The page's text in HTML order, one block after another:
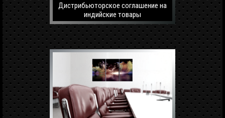
Дистрибьюторское соглашение на
индийские товары